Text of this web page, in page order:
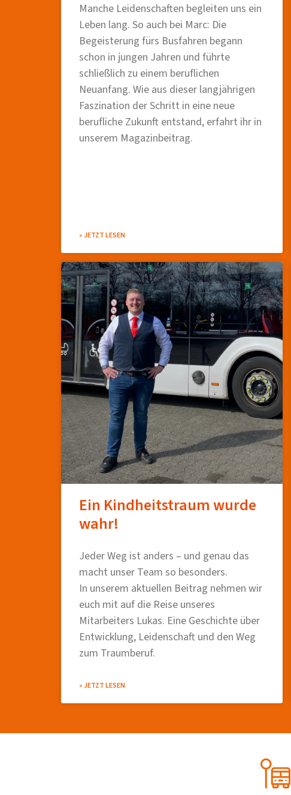
Manche Leidenschaften begleiten uns ein
Leben lang. So auch bei Marc: Die
Begeisterung fürs Busfahren begann
schon in jungen Jahren und führte
schließlich zu einem beruflichen
Neuanfang. Wie aus dieser langjährigen
Faszination der Schritt in eine neue
berufliche Zukunft entstand, erfahrt ihr in
unserem Magazinbeitrag.
» JETZT LESEN
Ein Kindheitstraum wurde
wahr!
Jeder Weg ist anders – und genau das
macht unser Team so besonders.
In unserem aktuellen Beitrag nehmen wir
euch mit auf die Reise unseres
Mitarbeiters Lukas. Eine Geschichte über
Entwicklung, Leidenschaft und den Weg
zum Traumberuf.
» JETZT LESEN